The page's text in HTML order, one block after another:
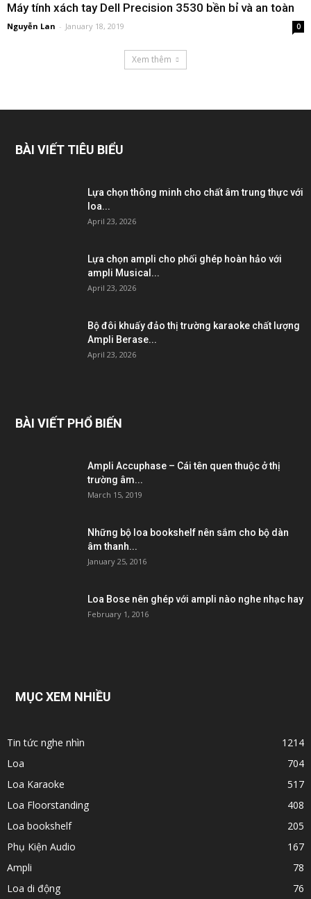
Máy tính xách tay Dell Precision 3530 bền bỉ và an toàn
Nguyễn Lan - January 18, 2019 0
Xem thêm
BÀI VIẾT TIÊU BIỂU
Lựa chọn thông minh cho chất âm trung thực với
loa...
April 23, 2026
Lựa chọn ampli cho phối ghép hoàn hảo với
ampli Musical...
April 23, 2026
Bộ đôi khuấy đảo thị trường karaoke chất lượng
Ampli Berase...
April 23, 2026
BÀI VIẾT PHỔ BIẾN
Ampli Accuphase – Cái tên quen thuộc ở thị
trường âm...
March 15, 2019
Những bộ loa bookshelf nên sắm cho bộ dàn
âm thanh...
January 25, 2016
Loa Bose nên ghép với ampli nào nghe nhạc hay
February 1, 2016
MỤC XEM NHIỀU
Tin tức nghe nhìn
1214
Loa
704
Loa Karaoke
517
Loa Floorstanding
408
Loa bookshelf
205
Phụ Kiện Audio
167
Ampli
78
Loa di động
76